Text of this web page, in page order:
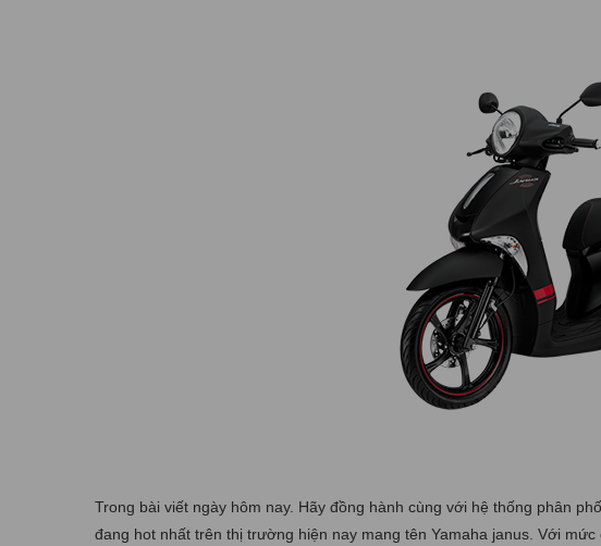
Trong bài viết ngày hôm nay. Hãy đồng hành cùng với hệ thống phân
đang hot nhất trên thị trường hiện nay mang tên Yamaha janus. Với